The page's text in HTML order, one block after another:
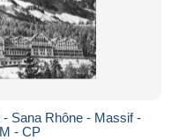
Sana Rhône - Massif -
- CP